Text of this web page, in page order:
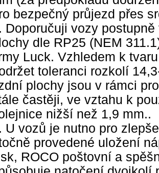
bezpečný průjezd přes
Doporučuji vozy
dle RP25 (NEM
Luck. Vzhledem k
toleranci rozkolí
plochy jsou v rámci
častěji, ve vztahu k
nižší než 1,9 mm..
U vozů je nutno pro
provedené uložení
ROCO poštovní a